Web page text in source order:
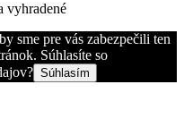
vyhradené
sme pre vás zabezpečili ten
Súhlasíte so
Súhlasím